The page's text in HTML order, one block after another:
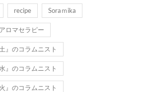
recipe Soraｍika
アロマセラピー
』のコラムニスト
』のコラムニスト
』のコラムニスト